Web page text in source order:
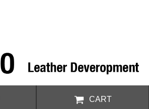
CART